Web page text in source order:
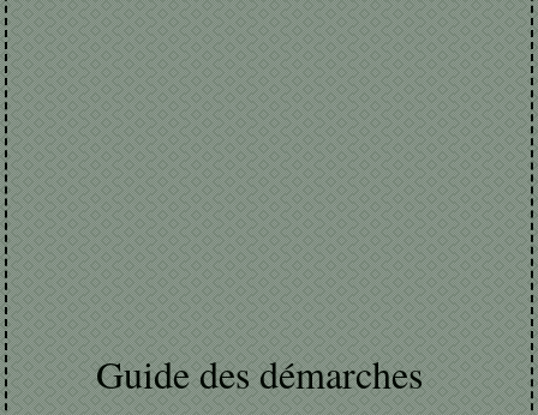
Guide des démarches